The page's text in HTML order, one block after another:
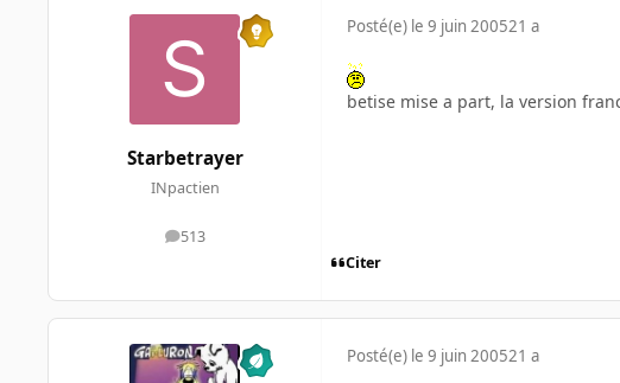
Starbetrayer
INpactien
513
messages
Posté(e) le 9 juin 200521 a
betise mise a part, la version
Citer
Posté(e) le 9 juin 200521 a